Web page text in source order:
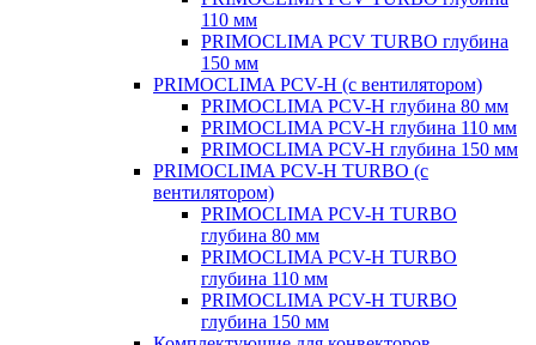
110 мм
PRIMOCLIMA PCV TURBO глубина
150 мм
PRIMOCLIMA PCV-H (c вентилятором)
PRIMOCLIMA PCV-H глубина 80 мм
PRIMOCLIMA PCV-H глубина 110 мм
PRIMOCLIMA PCV-H глубина 150 мм
PRIMOCLIMA PCV-H TURBO (c
вентилятором)
PRIMOCLIMA PCV-H TURBO
глубина 80 мм
PRIMOCLIMA PCV-H TURBO
глубина 110 мм
PRIMOCLIMA PCV-H TURBO
глубина 150 мм